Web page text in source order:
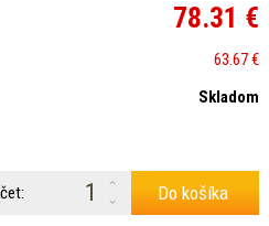
78.31 €
63.67 €
Skladom
Do košíka